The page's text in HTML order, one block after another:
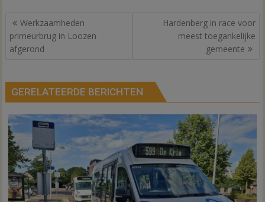
Bericht
navigatie
Werkzaamheden
primeurbrug in Loozen
afgerond
Hardenberg in race voor
meest toegankelijke
gemeente
GERELATEERDE BERICHTEN